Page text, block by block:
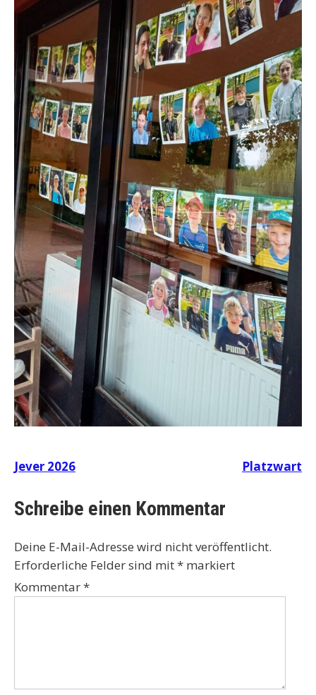
Beitragsnavigation
Jever 2026 Platzwart
Schreibe einen Kommentar
Deine E-Mail-Adresse wird nicht veröffentlicht.
Erforderliche Felder sind mit* markiert
Kommentar*